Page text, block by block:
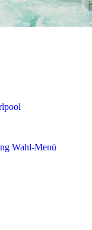
Wahl-Menü